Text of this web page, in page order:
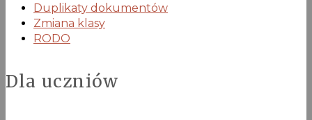
Duplikaty dokumentów
Zmiana klasy
RODO
Dla uczniów